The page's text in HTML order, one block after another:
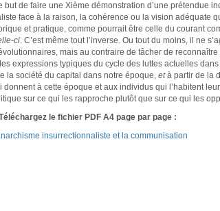
but de faire une Xième démonstration d’une prétendue
face à la raison, la cohérence ou la vision adéquate
et pratique, comme pourrait être celle du courant
ci. C’est même tout l’inverse. Ou tout du moins, il ne
mais au contraire de tâcher de
expressions typiques du cycle des luttes actuelles
la société du capital dans notre époque, età partir de la
à cette époque et aux individus qui l’habitent
sur ce qui les rapproche plutôt que sur ce qui les
le fichier PDF A4 page par page :
insurrectionnaliste et la communisation